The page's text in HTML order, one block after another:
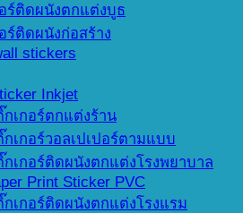
ร์ติดผนังตกแต่งบูธ
ร์ติดผนังก่อสร้าง
stickers
Inkjet
เกอร์ตกแต่งร้าน
เกอร์วอลเปเปอร์ตามแบบ
เกอร์ติดผนังตกแต่งโรงพยาบาล
Print Sticker PVC
เกอร์ติดผนังตกแต่งโรงแรม